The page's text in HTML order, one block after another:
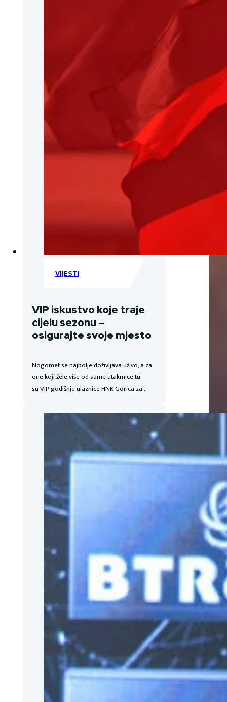
VIJESTI
VIP iskustvo koje traje
cijelu sezonu –
osigurajte svoje mjesto
Nogomet se najbolje doživljava uživo, a za
one koji žele više od same utakmice tu
su VIP godišnje ulaznice HNK Gorica za…